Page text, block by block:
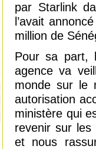
par Starlink
l’avait
million de
Pour sa part,
agence va
monde sur le
autorisation
ministère qui
revenir sur les
et nous